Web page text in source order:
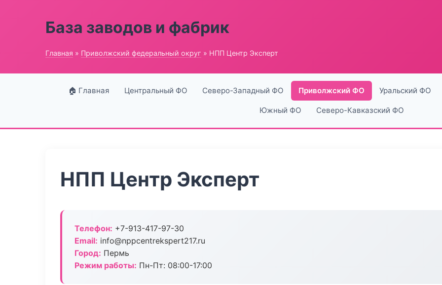
База заводов и фабрик
Главная » Приволжский федеральный округ » НПП Центр Эксперт
🏠 Главная Центральный ФО Северо-Западный ФО Приволжский ФО Уральский ФО
Южный ФО Северо-Кавказский ФО
НПП Центр Эксперт
Телефон: +7-913-417-97-30
Email: info@nppcentrekspert217.ru
Город: Пермь
Режим работы: Пн-Пт: 08:00-17:00